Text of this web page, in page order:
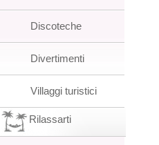
Discoteche
Divertimenti
Villaggi turistici
Rilassarti